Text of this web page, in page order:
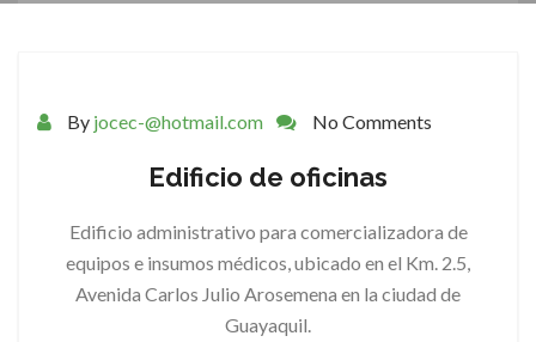
By jocec-@hotmail.com No Comments
Edificio de oficinas
Edificio administrativo para comercializadora de
equipos e insumos médicos, ubicado en el Km. 2.5,
Avenida Carlos Julio Arosemena en la ciudad de
Guayaquil.